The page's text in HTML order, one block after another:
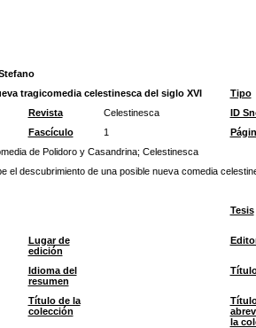
tragicomedia celestinesca del siglo XVI
Tipo
Revista Celestinesca
ID
Fascículo 1
de Polidoro y Casandrina; Celestinesca
el descubrimiento de una posible nueva comedia
Tesis
Lugar de
edición
Idioma del
resumen
Título de la
colección
la